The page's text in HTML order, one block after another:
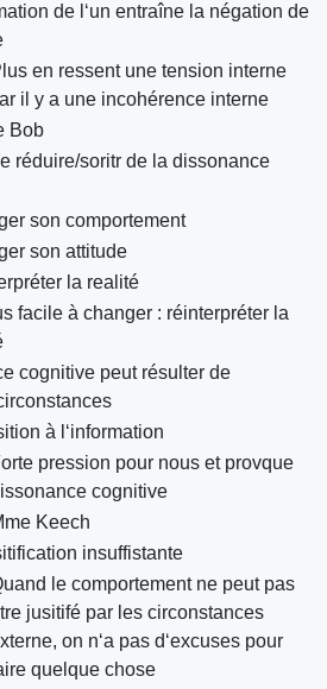
de l‘un entraîne la négation de
en ressent une tension interne
il y a une incohérence interne
Bob
réduire/soritr de la dissonance
son comportement
son attitude
la realité
facile à changer : réinterpréter la
cognitive peut résulter de
à l‘information
pression pour nous et provque
cognitive
Keech
insuffistante
le comportement ne peut pas
jusitifé par les circonstances
on n‘a pas d‘excuses pour
quelque chose